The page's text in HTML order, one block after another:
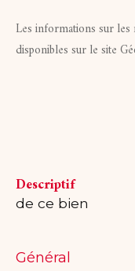
Les informations sur les
disponibles sur le site
descriptif
de ce bien
Général